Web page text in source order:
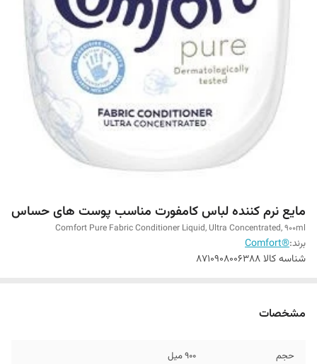
مایع نرم کننده لباس کامفورت مناسب پوست های حساس
Comfort Pure Fabric Conditioner Liquid, Ultra Concentrated, 900ml
برند:®Comfort
شناسه کالا8710908006388
مشخصات
حجم 900 میل